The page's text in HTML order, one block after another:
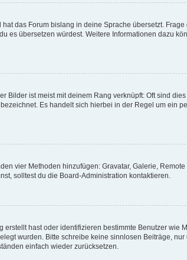
das Forum bislang in deine Sprache übersetzt.
es übersetzen würdest. Weitere Informationen dazu
ist meist mit deinem Rang verknüpft: Oft sind
Es handelt sich hierbei in der Regel um ein
vier Methoden hinzufügen: Gravatar, Galerie,
solltest du die Board-Administration kontaktieren.
hast oder identifizieren bestimmte Benutzer wie
wurden. Bitte schreibe keine sinnlosen Beiträge,
einfach wieder zurücksetzen.